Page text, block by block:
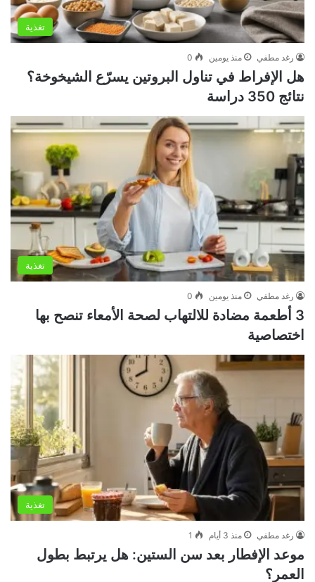
تغذية
رغد مطفي منذ يومين 0
هل الإفراط في تناول البروتين يسرّع الشيخوخة؟
نتائج 350 دراسة
تغذية
رغد مطفي منذ يومين 0
3 أطعمة مضادة للالتهاب لصحة الأمعاء تنصح بها
اختصاصية
تغذية
رغد مطفي منذ 3 أيام 1
موعد الإفطار بعد سن الستين: هل يرتبط بطول
العمر؟